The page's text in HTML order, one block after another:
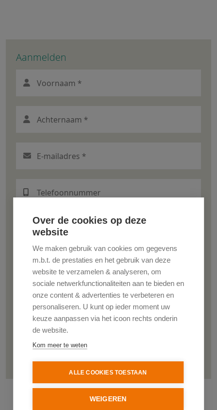
Over de cookies op deze
website
We maken gebruik van cookies om gegevens
m.b.t. de prestaties en het gebruik van deze
website te verzamelen & analyseren, om
sociale netwerkfunctionaliteiten aan te bieden en
onze content & advertenties te verbeteren en
personaliseren. U kunt op ieder moment uw
keuze aanpassen via het icoon rechts onderin
de website.
Kom meer te weten
ALLE COOKIES TOESTAAN
WEIGEREN
Aanmelden